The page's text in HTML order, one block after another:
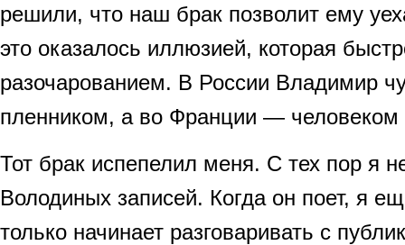
решили, что наш брак позволит ему
это оказалось иллюзией, которая
разочарованием. В России Владимир
пленником, а во Франции —
Тот брак испепелил меня. С тех пор я
Володиных записей. Когда он поет, я
только начинает разговаривать с